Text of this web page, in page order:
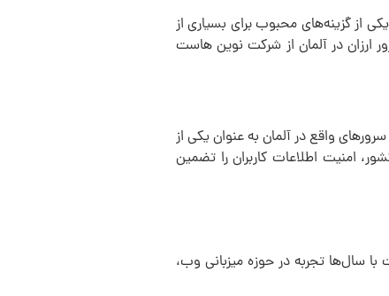
از گزینه‌های محبوب برای بسیاری از
ارزان در آلمان از شرکت نوین هاست
واقع در آلمان به عنوان یکی از
امنیت اطلاعات کاربران را تضمین
سال‌ها تجربه در حوزه میزبانی وب،